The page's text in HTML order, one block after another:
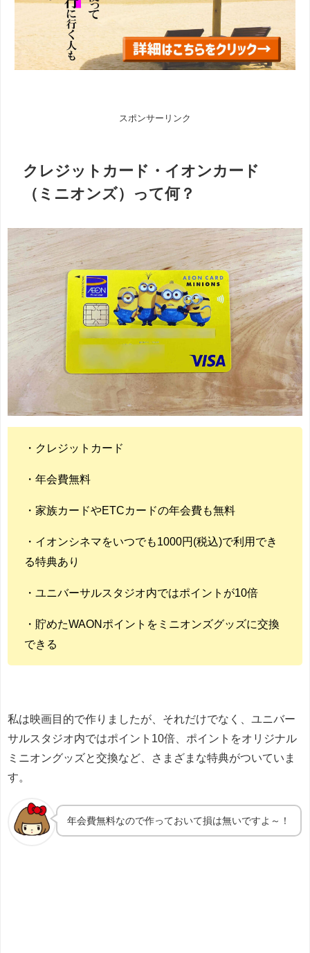
スポンサーリンク
クレジットカード・イオンカード
（ミニオンズ）って何？
・クレジットカード
・年会費無料
・家族カードやETCカードの年会費も無料
・イオンシネマをいつでも1000円(税込)で利用でき
る特典あり
・ユニバーサルスタジオ内ではポイントが10倍
・貯めたWAONポイントをミニオンズグッズに交換
できる
私は映画目的で作りましたが、それだけでなく、ユニバー
サルスタジオ内ではポイント10倍、ポイントをオリジナル
ミニオングッズと交換など、さまざまな特典がついていま
す。
年会費無料なので作っておいて損は無いですよ～！